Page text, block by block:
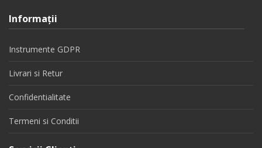
Informaţii
Instrumente GDPR
Livrari si Retur
Confidentialitate
Termeni si Conditii